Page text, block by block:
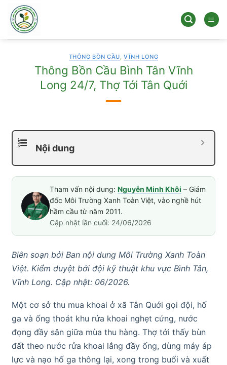
qua
dung
THÔNG BỒN CẦU,VĨNH LONG
Thông Bồn Cầu Bình Tân Vĩnh
Long 24/7, Thợ Tới Tân Quới
Nội dung
Tham vấn nội dung: Nguyễn Minh Khôi – Giám
đốc Môi Trường Xanh Toàn Việt, vào nghề hút
hầm cầu từ năm 2011.
Cập nhật lần cuối: 24/06/2026
Biên soạn bởi Ban nội dung Môi Trường Xanh Toàn
Việt. Kiểm duyệt bởi đội kỹ thuật khu vực Bình Tân,
Vĩnh Long. Cập nhật: 06/2026.
Một cơ sở thu mua khoai ở xã Tân Quới gọi đội, hố
ga và ống thoát khu rửa khoai nghẹt cứng, nước
đọng đầy sân giữa mùa thu hàng. Thợ tới thấy bùn
đất theo nước rửa khoai lắng đầy ống, dùng máy áp
lực và nạo hố ga thông lại, xong trong buổi và xuất